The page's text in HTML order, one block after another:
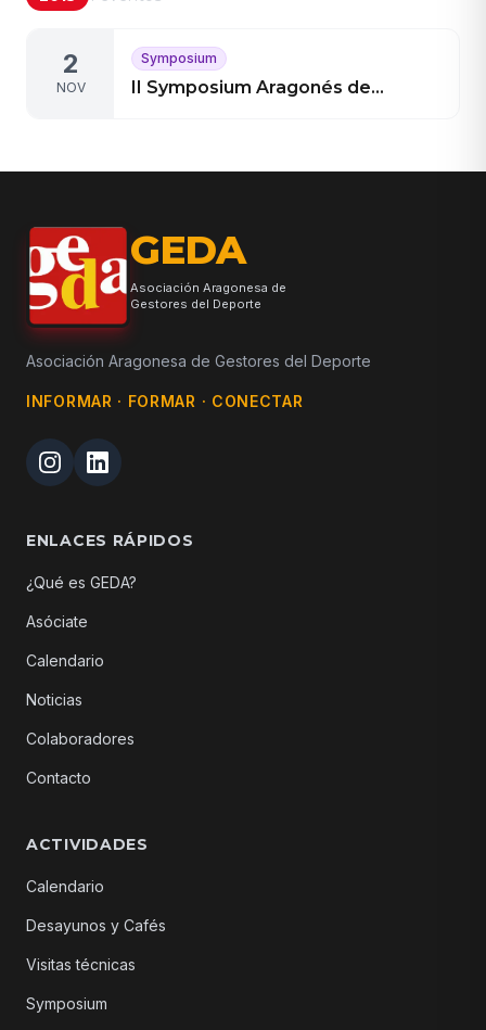
2
NOV
Symposium
II Symposium Aragonés de
GEDA
Asociación Aragonesa de
Gestores del Deporte
Asociación Aragonesa de Gestores del Deporte
INFORMAR · FORMAR · CONECTAR
ENLACES RÁPIDOS
¿Qué es GEDA?
Asóciate
Calendario
Noticias
Colaboradores
Contacto
ACTIVIDADES
Calendario
Desayunos y Cafés
Visitas técnicas
Symposium